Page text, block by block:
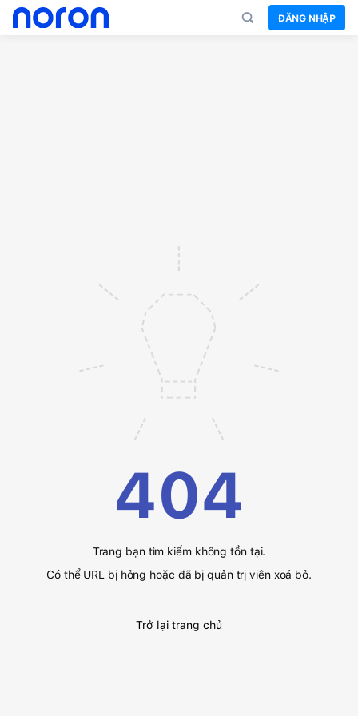
ĐĂNG NHẬP
404
Trang bạn tìm kiếm không tồn tại.
Có thể URL bị hỏng hoặc đã bị quản trị viên xoá bỏ.
Trở lại trang chủ